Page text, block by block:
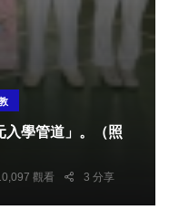
入學管道」。（照
觀看 3 分享